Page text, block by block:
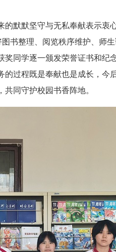
默默坚守与无私奉献表示衷
书整理、阅览秩序维护、师
同学逐一颁发荣誉证书和纪
过程既是奉献也是成长，今
同守护校园书香阵地。